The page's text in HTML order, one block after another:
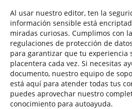
Al usar nuestro editor, ten la
información sensible está
miradas curiosas. Cumplimos con
regulaciones de protección de
para garantizar que tu experiencia
placentera cada vez. Si necesitas
documento, nuestro equipo de
está aquí para atender todas tus
puedes aprovechar nuestro
conocimiento para autoayuda.